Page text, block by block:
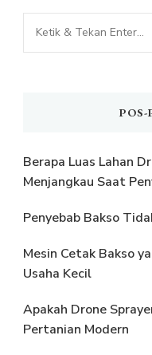
Mencari
Sesuatu?
POS-
Berapa Luas Lahan
Menjangkau Saat
Penyebab Bakso
Mesin Cetak Bakso
Usaha Kecil
Apakah Drone
Pertanian Modern